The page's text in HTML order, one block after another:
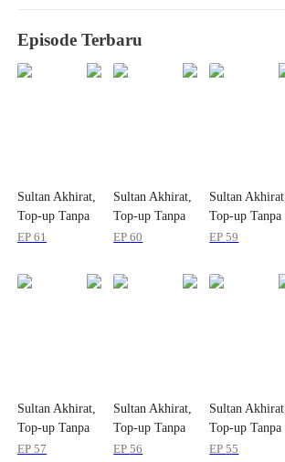
Episode Terbaru
Sultan Akhirat,
Top-up Tanpa
Batas
EP61
Sultan Akhirat,
Top-up Tanpa
Batas
EP60
Sultan Akhirat,
Top-up Tanpa
Batas
EP59
Sultan Akhirat,
Top-up Tanpa
Batas
EP57
Sultan Akhirat,
Top-up Tanpa
Batas
EP56
Sultan Akhirat,
Top-up Tanpa
Batas
EP55